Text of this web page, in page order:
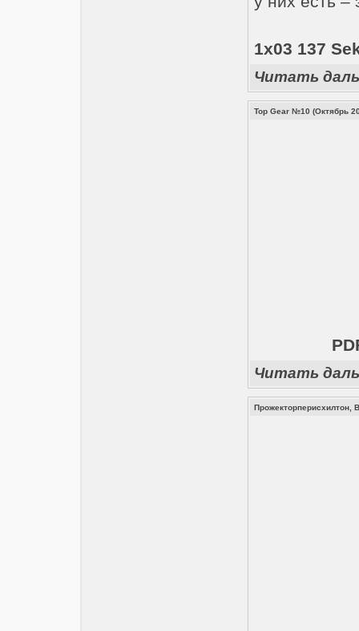
1x03 137
Читать
Top Gear №10 (Октябрь
Читать
Прожекторперисхилтон,